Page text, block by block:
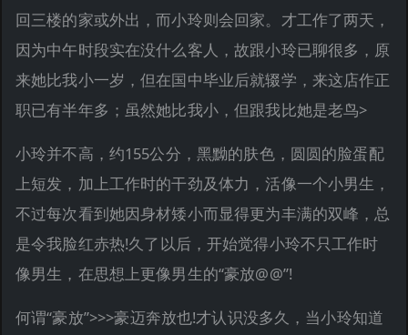
回三楼的家或外出，而小玲则会回家。才工作了两天，
因为中午时段实在没什么客人，故跟小玲已聊很多，原
来她比我小一岁，但在国中毕业后就辍学，来这店作正
职已有半年多；虽然她比我小，但跟我比她是老鸟>
小玲并不高，约155公分，黑黝的肤色，圆圆的脸蛋配
上短发，加上工作时的干劲及体力，活像一个小男生，
不过每次看到她因身材矮小而显得更为丰满的双峰，总
是令我脸红赤热!久了以后，开始觉得小玲不只工作时
像男生，在思想上更像男生的“豪放@@”!
何谓“豪放”>>>豪迈奔放也!才认识没多久，当小玲知道